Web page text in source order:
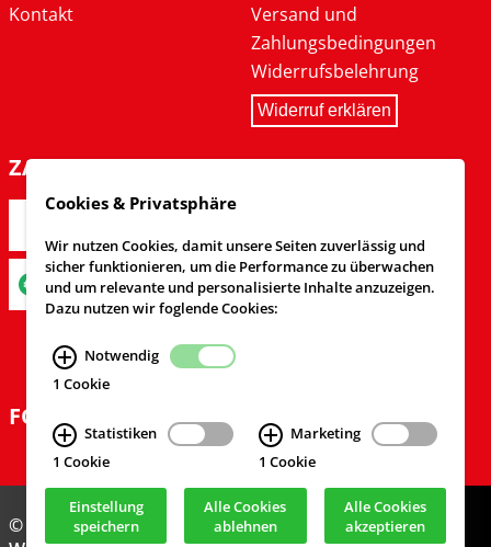
Kontakt
Versand und
Zahlungsbedingungen
Widerrufsbelehrung
Widerruf erklären
ZAHLARTEN
FOLGEN SIE UNS
© Feuerwehrversand 2024
Cookies & Privatsphäre
Wir nutzen Cookies, damit unsere Seiten zuverlässig und
sicher funktionieren, um die Performance zu überwachen
und um relevante und personalisierte Inhalte anzuzeigen.
Dazu nutzen wir foglende Cookies:
Notwendig
1 Cookie
Statistiken
1 Cookie
Marketing
1 Cookie
Einstellung
speichern
Alle Cookies
ablehnen
Alle Cookies
akzeptieren